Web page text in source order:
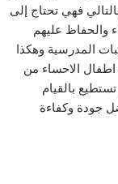
فهي تحتاج إلى
والحفاظ عليهم
المدرسية وهكذا
الاحساء من
بالقيام
جودة وكفاءة